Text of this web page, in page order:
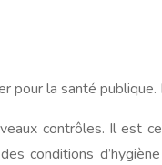
la santé
contrôles. Il est
conditions